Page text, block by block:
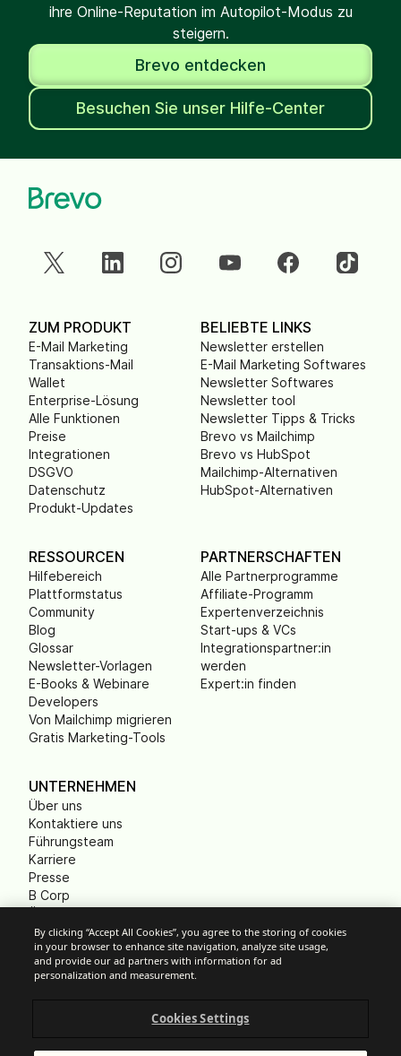
ihre Online-Reputation im Autopilot-Modus zu
steigern.
Brevo entdecken
Besuchen Sie unser Hilfe-Center
ZUM PRODUKT
E-Mail Marketing
Transaktions-Mail
Wallet
Enterprise-Lösung
Alle Funktionen
Preise
Integrationen
DSGVO
Datenschutz
Produkt-Updates
BELIEBTE LINKS
Newsletter erstellen
E-Mail Marketing Softwares
Newsletter Softwares
Newsletter tool
Newsletter Tipps & Tricks
Brevo vs Mailchimp
Brevo vs HubSpot
Mailchimp-Alternativen
HubSpot-Alternativen
RESSOURCEN
Hilfebereich
Plattformstatus
Community
Blog
Glossar
Newsletter-Vorlagen
E-Books & Webinare
Developers
Von Mailchimp migrieren
Gratis Marketing-Tools
PARTNERSCHAFTEN
Alle Partnerprogramme
Affiliate-Programm
Expertenverzeichnis
Start-ups & VCs
Integrationspartner:in
werden
Expert:in finden
UNTERNEHMEN
Über uns
Kontaktiere uns
Führungsteam
Karriere
Presse
B Corp
Gemeinnützige
Organisationen (NPO)
Cookie-Einstellungen
By clicking “Accept All Cookies”, you agree to the storing of cookies
in your browser to enhance site navigation, analyze site usage,
and provide our ad partners with information for ad
personalization and measurement.
Cookies Settings